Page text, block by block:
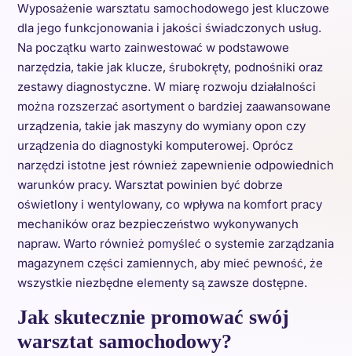
Wyposażenie warsztatu samochodowego jest kluczowe
dla jego funkcjonowania i jakości świadczonych usług.
Na początku warto zainwestować w podstawowe
narzędzia, takie jak klucze, śrubokręty, podnośniki oraz
zestawy diagnostyczne. W miarę rozwoju działalności
można rozszerzać asortyment o bardziej zaawansowane
urządzenia, takie jak maszyny do wymiany opon czy
urządzenia do diagnostyki komputerowej. Oprócz
narzędzi istotne jest również zapewnienie odpowiednich
warunków pracy. Warsztat powinien być dobrze
oświetlony i wentylowany, co wpływa na komfort pracy
mechaników oraz bezpieczeństwo wykonywanych
napraw. Warto również pomyśleć o systemie zarządzania
magazynem części zamiennych, aby mieć pewność, że
wszystkie niezbędne elementy są zawsze dostępne.
Jak skutecznie promować swój
warsztat samochodowy?